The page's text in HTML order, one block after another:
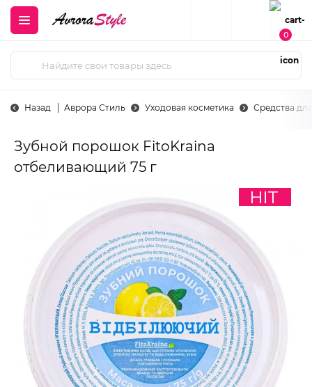
0
Назад Аврора Стиль Уходовая косметика Средства
Зубной порошок FitoKraina
отбеливающий 75 г